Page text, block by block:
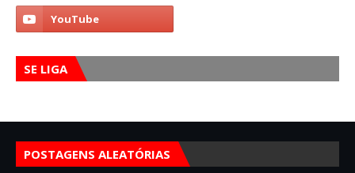
SE LIGA
POSTAGENS ALEATÓRIAS